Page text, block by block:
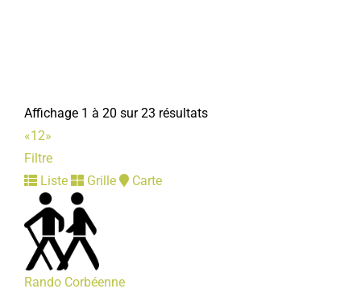
06 82 16 10 24
06 82 16 10 24
Président : SANGNIER Benoit
Renaissance de Notre-Dame de La Neuville
Associations Diverses
Affichage 1 à 20 sur 23 résultats
«12»
Filtre
Liste
Grille Carte
Rando Corbéenne